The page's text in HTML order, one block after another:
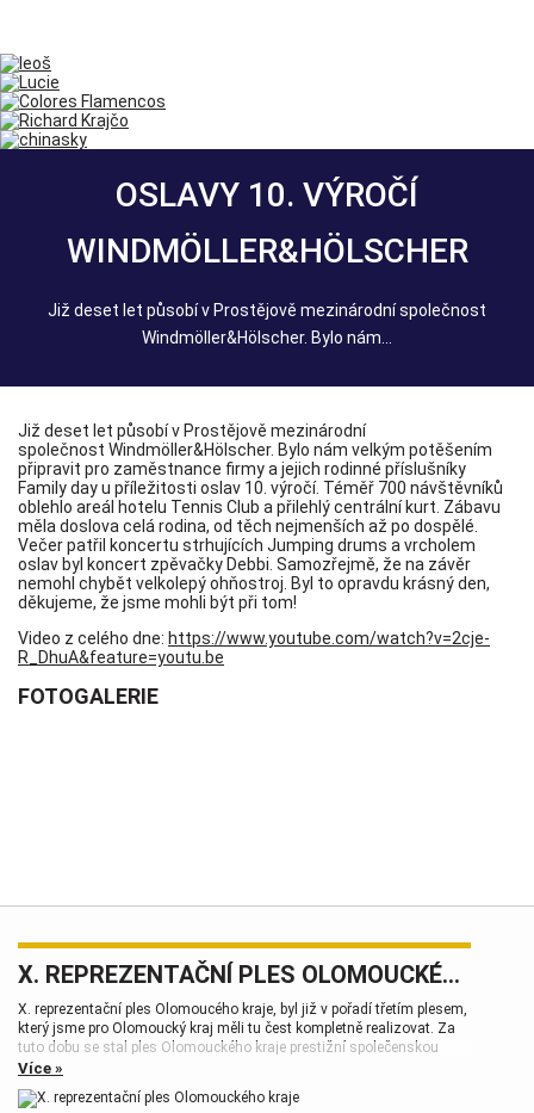
OSLAVY 10. VÝROČÍ
WINDMÖLLER&HÖLSCHER
Již deset let působí v Prostějově mezinárodní společnost
Windmöller&Hölscher. Bylo nám...
Již deset let působí v Prostějově mezinárodní
společnost Windmöller&Hölscher. Bylo nám velkým potěšením
připravit pro zaměstnance firmy a jejich rodinné příslušníky
Family day u příležitosti oslav 10. výročí. Téměř 700 návštěvníků
oblehlo areál hotelu Tennis Club a přilehlý centrální kurt. Zábavu
měla doslova celá rodina, od těch nejmenších až po dospělé.
Večer patřil koncertu strhujících Jumping drums a vrcholem
oslav byl koncert zpěvačky Debbi. Samozřejmě, že na závěr
nemohl chybět velkolepý ohňostroj. Byl to opravdu krásný den,
děkujeme, že jsme mohli být při tom!
Video z celého dne: https://www.youtube.com/watch?v=2cje-
R_DhuA&feature=youtu.be
FOTOGALERIE
X. REPREZENTAČNÍ PLES OLOMOUCKÉHO KRAJE
X. reprezentační ples Olomoucého kraje, byl již v pořadí třetím plesem,
který jsme pro Olomoucký kraj měli tu čest kompletně realizovat. Za
tuto dobu se stal ples Olomouckého kraje prestižní společenskou
událostí, která patří k vrcholům plesové sezóny.
Více »